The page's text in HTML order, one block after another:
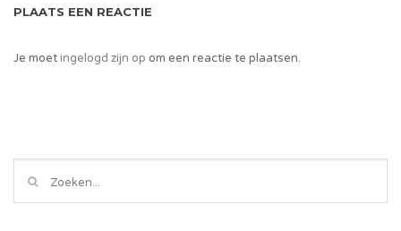
PLAATS EEN REACTIE
Je moetingelogd zijn op om een reactie te plaatsen.